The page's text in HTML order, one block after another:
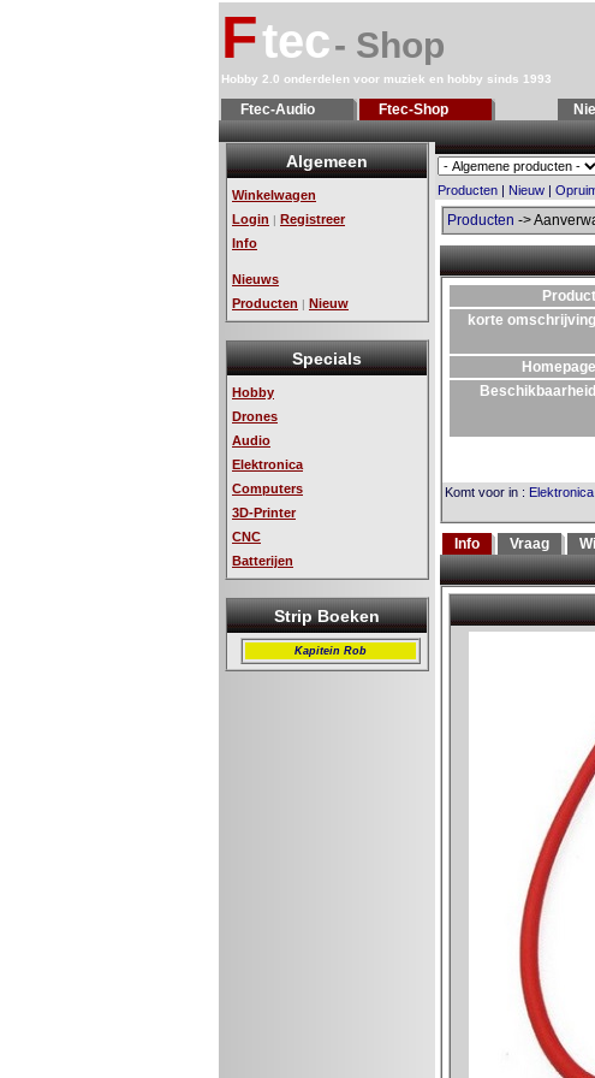
Ftec- Shop
Hobby 2.0 onderdelen voor muziek en hobby sinds 1993
Ftec-Audio Ftec-Shop
Algemeen
Winkelwagen
Login | Registreer
Info
Nieuws
Producten | Nieuw
Specials
Hobby
Drones
Audio
Elektronica
Computers
3D-Printer
CNC
Batterijen
Strip Boeken
Kapitein Rob
Producten | Nieuw |
Producten ->
Product
korte omschrijving
Homepage
Beschikbaarheid
Komt voor in : Elektronica
Info Vraag